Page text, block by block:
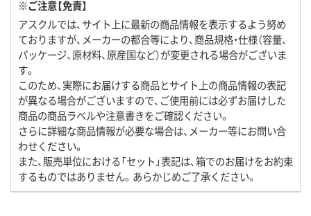
※ご注意【免責】
アスクルでは、サイト上に最新の商品情報を表示するよう努め
ておりますが、メーカーの都合等により、商品規格・仕様（容量、
パッケージ、原材料、原産国など）が変更される場合がございま
す。
このため、実際にお届けする商品とサイト上の商品情報の表記
が異なる場合がございますので、ご使用前には必ずお届けした
商品の商品ラベルや注意書きをご確認ください。
さらに詳細な商品情報が必要な場合は、メーカー等にお問い合
わせください。
また、販売単位における「セット」表記は、箱でのお届けをお約束
するものではありません。あらかじめご了承ください。